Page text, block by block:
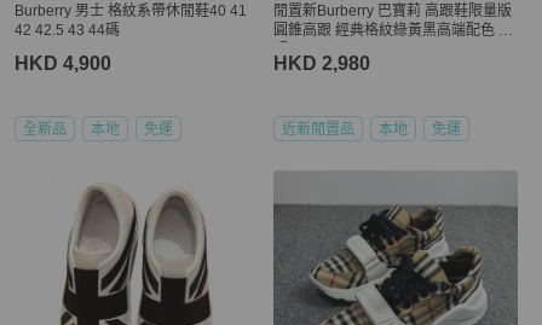
Burberry 男士 格紋系帶休閒鞋40 41
42 42.5 43 44碼
HKD 4,900
全新品 本地 免運
閒置新Burberry 巴寶莉 高跟鞋限量版
圓錐高跟 經典格紋綠黃黑高端配色 38
HKD 2,980
近新閒置品 本地 免運